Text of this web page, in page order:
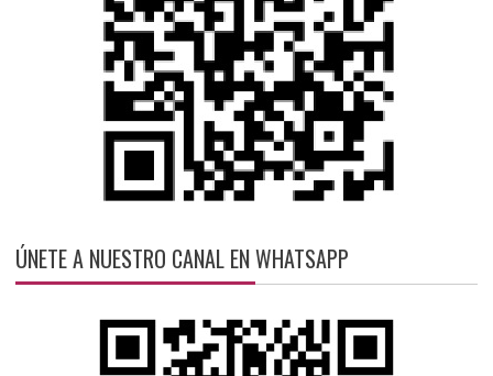
ÚNETE A NUESTRO CANAL EN WHATSAPP